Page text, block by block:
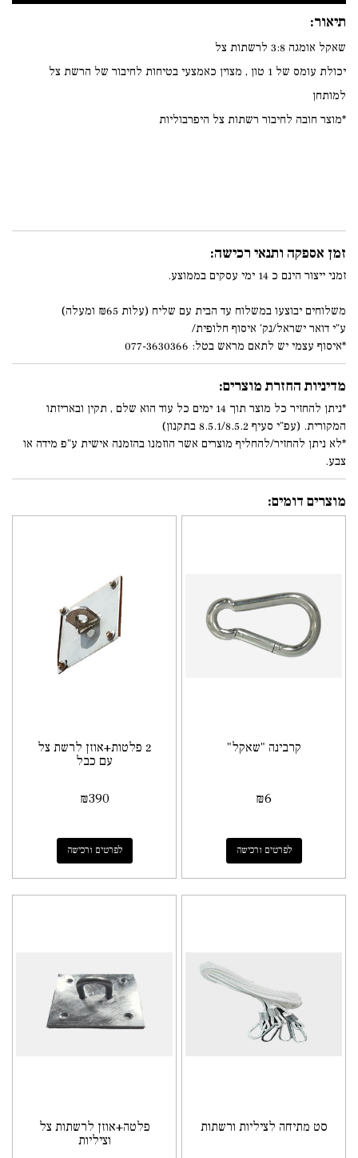
תיאור:
שאקל אומגה 3:8 לרשתות צל
יכולת עומס של 1 טון , מצוין כאמצעי בטיחות לחיבור של הרשת צל
למותחן
*מוצר חובה לחיבור רשתות צל היפרבוליות
זמן אספקה ותנאי רכישה:
זמני ייצור הינם כ 14 ימי עסקים בממוצע.
משלוחים יבוצעו במשלוח עד הבית עם שליח (עלות ₪65 ומעלה)
ע"י דואר ישראל/נק' איסוף חלופית/
*איסוף עצמי יש לתאם מראש בטל: 077-3630366
מדיניות החזרת מוצרים:
*ניתן להחזיר כל מוצר תוך 14 ימים כל עוד הוא שלם , תקין ובאריזתו
המקורית. (עפ"י סעיף 8.5.1/8.5.2 בתקנון)
*לא ניתן להחזיר/להחליף מוצרים אשר הוזמנו בהזמנה אישית ע"פ מידה או
צבע.
מוצרים דומים:
קרבינה "שאקל"
₪6
לפרטים ורכישה
2 פלטות+אוזן לרשת צל
עם כבל
₪390
לפרטים ורכישה
סט מתיחה לציליות ורשתות
פלטה+אוזן לרשתות צל
וציליות